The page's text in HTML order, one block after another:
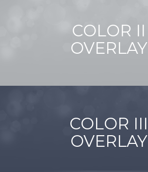
COLOR II
OVERLAY
COLOR III
OVERLAY